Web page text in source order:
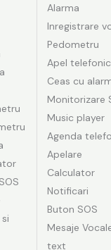
Alarma
Inregistrare
Pedometru
Apel telefonic
Ceas cu
Monitorizare
Music player
Agenda
Apelare
Calculator
Notificari
Buton SOS
Mesaje
text